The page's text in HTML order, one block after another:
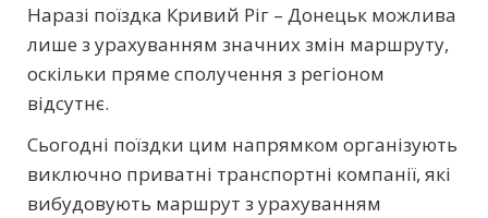
Наразі поїздка Кривий Ріг – Донецьк можлива
лише з урахуванням значних змін маршруту,
оскільки пряме сполучення з регіоном
відсутнє.
Сьогодні поїздки цим напрямком організують
виключно приватні транспортні компанії, які
вибудовують маршрут з урахуванням